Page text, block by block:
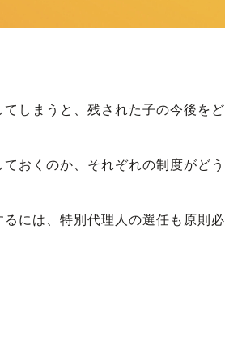
しまうと、残された子の今後をど
おくのか、それぞれの制度がどう
には、特別代理人の選任も原則必